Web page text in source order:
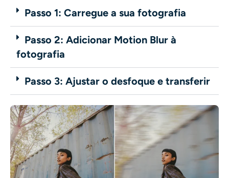
Passo 1: Carregue a sua fotografia
Passo 2: Adicionar Motion Blur à
fotografia
Passo 3: Ajustar o desfoque e transferir